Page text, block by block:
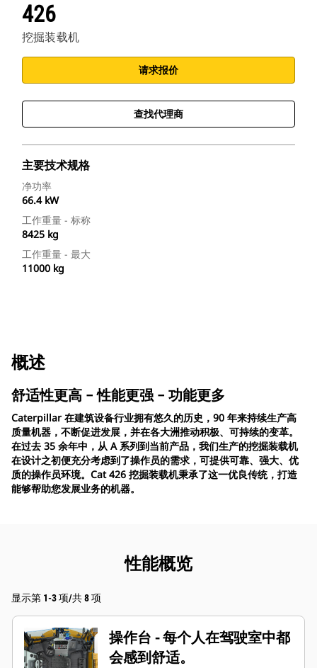
426
挖掘装载机
请求报价
查找代理商
主要技术规格
净功率
66.4 kW
工作重量 - 标称
8425 kg
工作重量 - 最大
11000 kg
概述
舒适性更高 – 性能更强 – 功能更多
Caterpillar 在建筑设备行业拥有悠久的历史，90 年来持续生产高
质量机器，不断促进发展，并在各大洲推动积极、可持续的变革。
在过去 35 余年中，从 A 系列到当前产品，我们生产的挖掘装载机
在设计之初便充分考虑到了操作员的需求，可提供可靠、强大、优
质的操作员环境。Cat 426 挖掘装载机秉承了这一优良传统，打造
能够帮助您发展业务的机器。
性能概览
显示第 1-3 项/共 8 项
操作台 - 每个人在驾驶室中都
会感到舒适。